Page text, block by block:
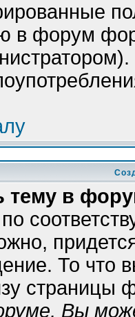
в форум
тему в
То что
страницы
Вы